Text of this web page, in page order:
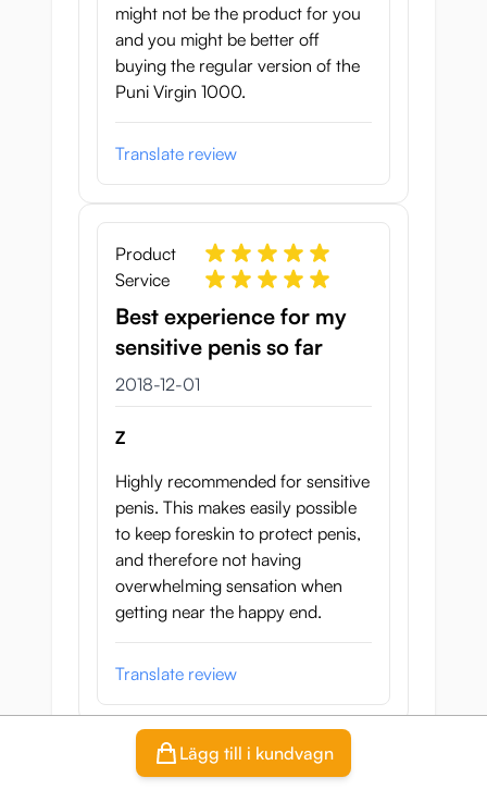
Lägg till i kundvagn
might not be the product for you
and you might be better off
buying the regular version of the
Puni Virgin 1000.
Translate review
Product
Service
Best experience for my
sensitive penis so far
1 december 2018
2018-12-01
Z
Highly recommended for sensitive
penis. This makes easily possible
to keep foreskin to protect penis,
and therefore not having
overwhelming sensation when
getting near the happy end.
Translate review